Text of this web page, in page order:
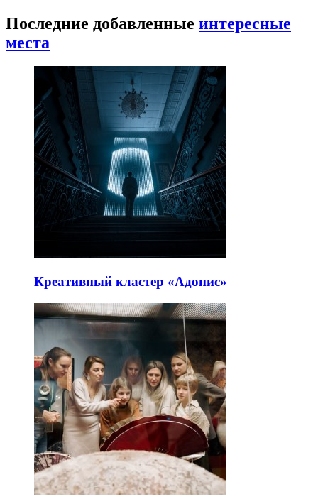
Последние добавленные интересные
места
Креативный кластер «Адонис»